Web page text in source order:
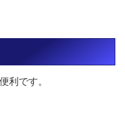
利です。